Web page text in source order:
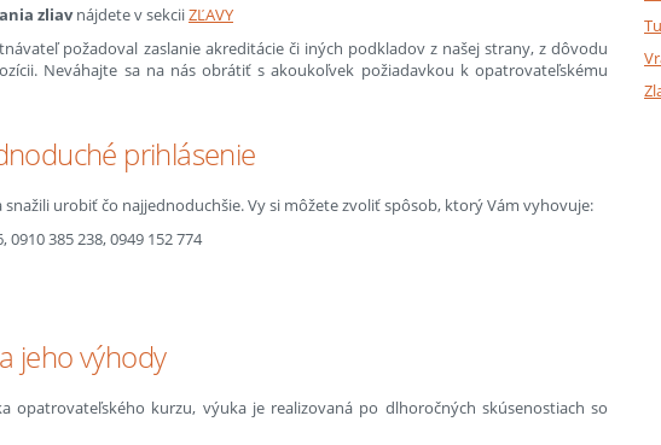
zliavnájdete v sekciiZĽAVY
požadoval zaslanie akreditácie či iných podkladov z našej strany, z dôvodu
Neváhajte sa na nás obrátiť s akoukoľvek požiadavkou k opatrovateľskému
prihlásenie
urobiť čo najjednoduchšie. Vy si môžete zvoliť spôsob, ktorý Vám vyhovuje:
385 238, 0949 152 774
jeho výhody
opatrovateľského kurzu, výuka je realizovaná po dlhoročných skúsenostiach so